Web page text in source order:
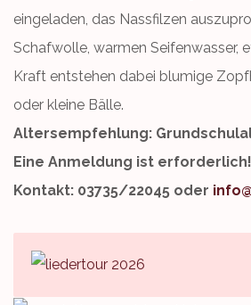
eingeladen, das Nassfilzen
Schafwolle, warmen Seifenwasser,
Kraft entstehen dabei blumige
oder kleine Bälle.
Altersempfehlung:
Eine Anmeldung ist
Kontakt: 03735/22045 oder